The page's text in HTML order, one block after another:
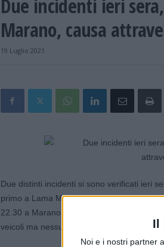
Il
Noi e i nostri partner
Due incidenti ieri
Marano, causa
19 Luglio 2021
Due distinti incidenti si sono verificati ieri
primo a Lama Mocogno sulla SP40, alle
22.30 a Marano per l’attraversamento di
veicoli ma nessuna persona ferita.